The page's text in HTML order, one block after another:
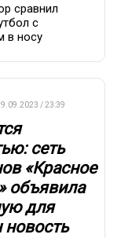
сравнил
с
в носу
/ 23:39
сеть
«Красное
объявила
для
новость